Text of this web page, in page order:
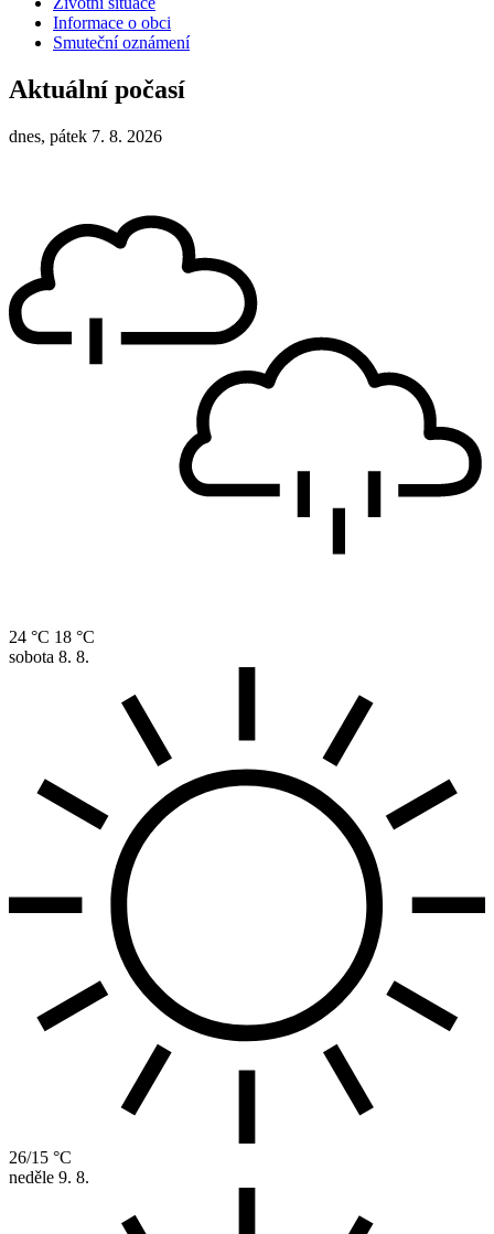
Informace o obci
Smuteční oznámení
Aktuální počasí
dnes, pátek 7. 8. 2026
24 °C 18 °C
sobota 8. 8.
26/15 °C
neděle 9. 8.